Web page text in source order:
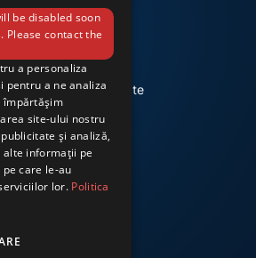
Jiului, prezentate
timp. Ziarul Exclusiv te
zi de zi la cele mai
evenimente din
be disabled soon
Please contact the
a personaliza
pentru a ne analiza
împărtășim
site-ului nostru
și analiză,
alte informații pe
care le-au
lor. Politica